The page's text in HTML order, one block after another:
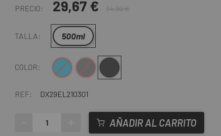
PRECIO: 29,67 € 34,90 €
TALLA: 500ml
COLOR: Azul Gris Gris-Rojo
REF: DX29EL210301
AÑADIR AL CARRITO